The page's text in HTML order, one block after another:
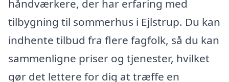
håndværkere, der har erfaring med
tilbygning til sommerhus i Ejlstrup. Du kan
indhente tilbud fra flere fagfolk, så du kan
sammenligne priser og tjenester, hvilket
gør det lettere for dig at træffe en